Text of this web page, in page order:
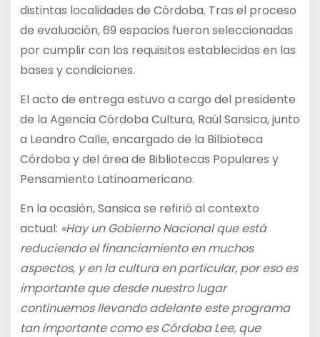
distintas localidades de Córdoba. Tras el proceso
de evaluación, 69 espacios fueron seleccionadas
por cumplir con los requisitos establecidos en las
bases y condiciones.
El acto de entrega estuvo a cargo del presidente
de la Agencia Córdoba Cultura, Raúl Sansica, junto
a Leandro Calle, encargado de la Bilbioteca
Córdoba y del área de Bibliotecas Populares y
Pensamiento Latinoamericano.
En la ocasión, Sansica se refirió al contexto
actual: «Hay un Gobierno Nacional que está
reduciendo el financiamiento en muchos
aspectos, y en la cultura en particular, por eso es
importante que desde nuestro lugar
continuemos llevando adelante este programa
tan importante como es Córdoba Lee, que